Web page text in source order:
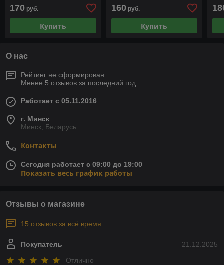
170 руб.
Купить
160руб.
Купить
О нас
Рейтинг не сформирован
Менее 5 отзывов за последний год
Работает с 05.11.2016
г. Минск
Минск, Беларусь
Контакты
Сегодня работает с 09:00 до 19:00
Показать весь график работы
Отзывы о магазине
15 отзывов за всё время
21.12.2025
Покупатель
Отлично